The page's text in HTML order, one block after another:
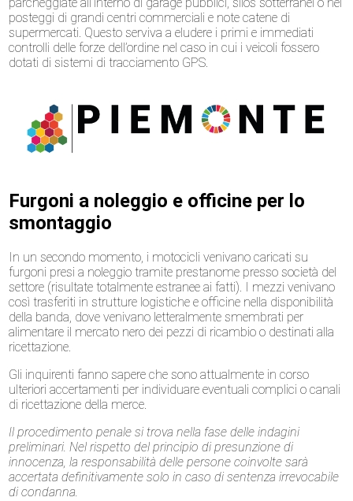
posteggi di grandi centri commerciali e note catene di
supermercati. Questo serviva a eludere i primi e immediati
controlli delle forze dell’ordine nel caso in cui i veicoli fossero
dotati di sistemi di tracciamento GPS.
Furgoni a noleggio e officine per lo
smontaggio
In un secondo momento, i motocicli venivano caricati su
furgoni presi a noleggio tramite prestanome presso società del
settore (risultate totalmente estranee ai fatti). I mezzi venivano
così trasferiti in strutture logistiche e officine nella disponibilità
della banda, dove venivano letteralmente smembrati per
alimentare il mercato nero dei pezzi di ricambio o destinati alla
ricettazione.
Gli inquirenti fanno sapere che sono attualmente in corso
ulteriori accertamenti per individuare eventuali complici o canali
di ricettazione della merce.
Il procedimento penale si trova nella fase delle indagini
preliminari. Nel rispetto del principio di presunzione di
innocenza, la responsabilità delle persone coinvolte sarà
accertata definitivamente solo in caso di sentenza irrevocabile
di condanna.